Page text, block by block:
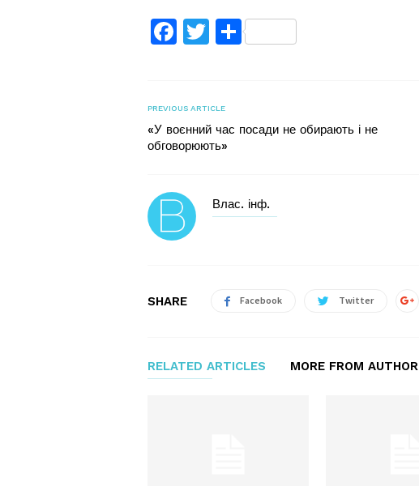
Facebook
TwitterПоділитися
PREVIOUS ARTICLE
«У воєнний час посади не обирають і не
обговорюють»
Влас. інф.
SHARE Facebook Twitter
RELATED ARTICLES MORE FROM AUTHOR